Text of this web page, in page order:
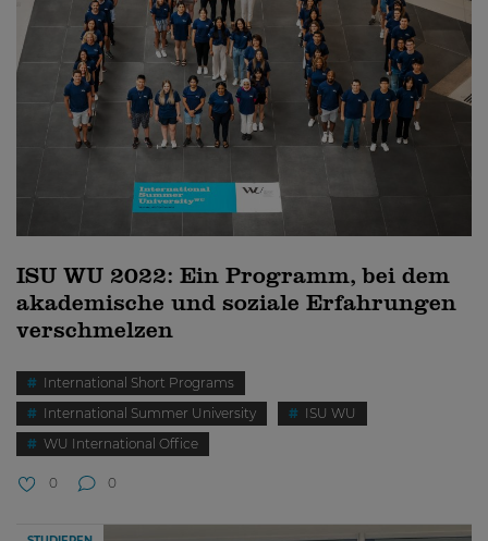
ISU WU 2022: Ein Programm, bei dem
akademische und soziale Erfahrungen
verschmelzen
International Short Programs
International Summer University
ISU WU
WU International Office
0 0